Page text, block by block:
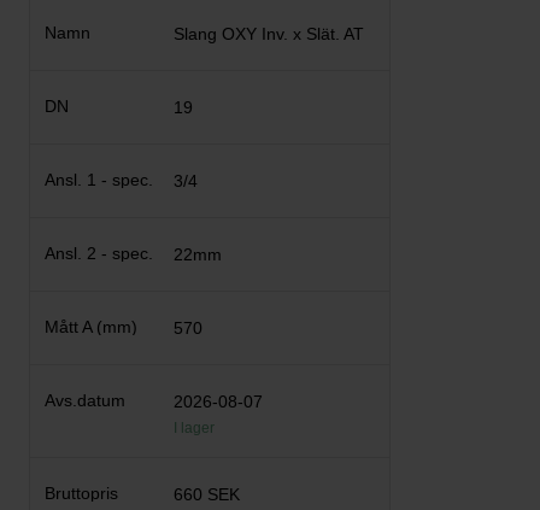
Slang OXY Inv. x Slät. AT
19
3/4
22mm
570
2026-08-07
I lager
660 SEK